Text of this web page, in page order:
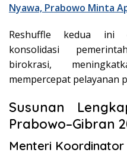
Nyawa, Prabowo Minta
Reshuffle kedua ini
konsolidasi
birokrasi,
mempercepat pelayanan
Susunan
Prabowo–Gibran
Menteri Koordinator